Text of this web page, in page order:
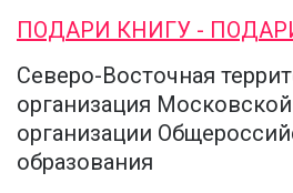
ПОДАРИ КНИГУ -
Северо-Восточная
организация
организации
образования